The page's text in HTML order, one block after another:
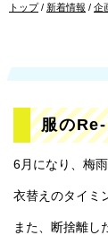
現
トップ/ 新着情報 / 企
服の
6月になり、梅
衣替えのタイミ
また、断捨離し